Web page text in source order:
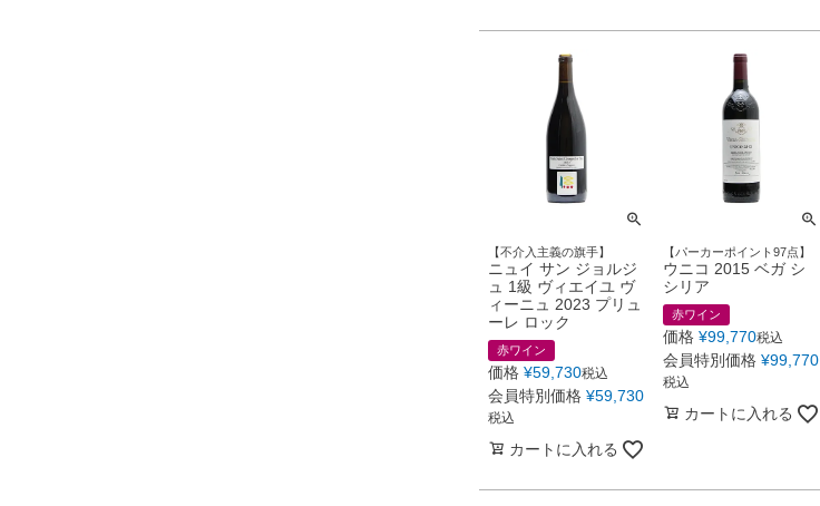
【不介入主義の旗手】
ニュイ サン ジョルジ
ュ 1級 ヴィエイユ ヴ
ィーニュ 2023 プリュ
ーレ ロック
赤ワイン
価格 ¥59,730税込
会員特別価格 ¥59,730
税込
カートに入れる
【パーカーポイント97点】
ウニコ 2015 ベガ シ
シリア
赤ワイン
価格 ¥99,770税込
会員特別価格 ¥99,770
税込
カートに入れる